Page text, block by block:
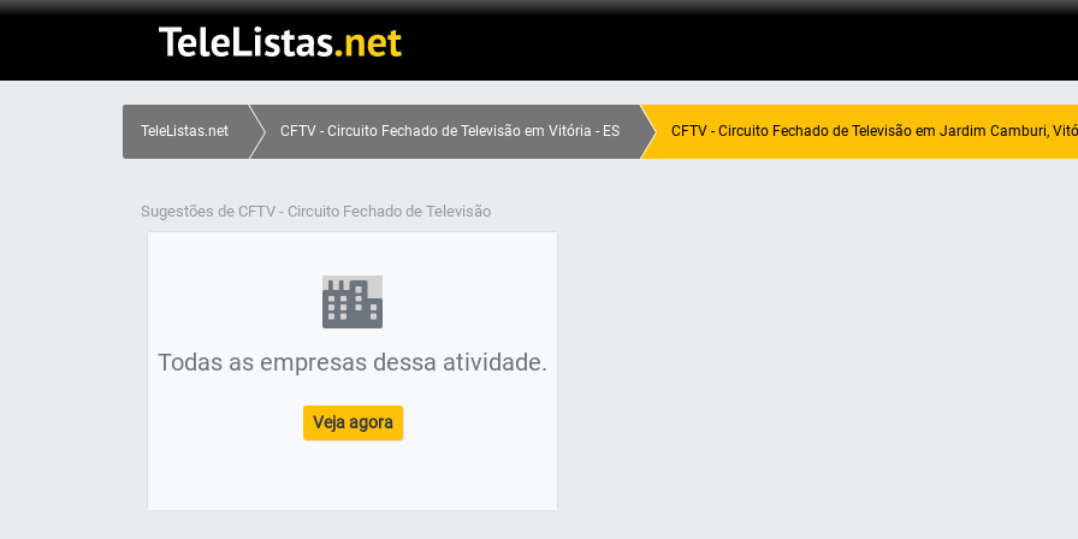
TeleListas.net CFTV - Circuito Fechado de Televisão em Vitória - ES CFTV - Circuito Fechado de Televisão em Jardim Camburi,
Sugestões de CFTV - Circuito Fechado de Televisão
Todas as empresas dessa atividade.
Veja agora